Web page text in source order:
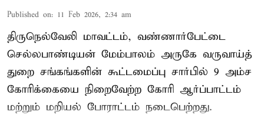
Published on: 11 Feb 2026, 2:34 am
திருநெல்வேலி மாவட்டம், வண்ணார்பேட்டை
செல்லபாண்டியன் மேம்பாலம் அருகே வருவாய்த்
துறை சங்கங்களின் கூட்டமைப்பு சார்பில் 9 அம்ச
கோரிக்கையை நிறைவேற்ற கோரி ஆர்ப்பாட்டம்
மற்றும் மறியல் போராட்டம் நடைபெற்றது.